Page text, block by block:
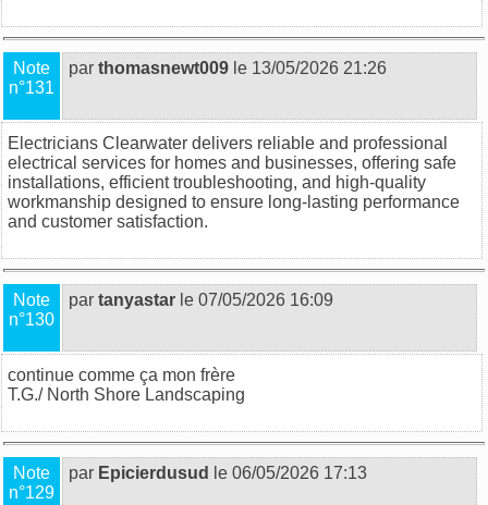
Note
n°131
par thomasnewt009 le 13/05/2026 21:26
Electricians Clearwater delivers reliable and professional
electrical services for homes and businesses, offering safe
installations, efficient troubleshooting, and high-quality
workmanship designed to ensure long-lasting performance
and customer satisfaction.
Note
n°130
par tanyastar le 07/05/2026 16:09
continue comme ça mon frère
T.G./ North Shore Landscaping
Note
n°129
par Epicierdusud le 06/05/2026 17:13